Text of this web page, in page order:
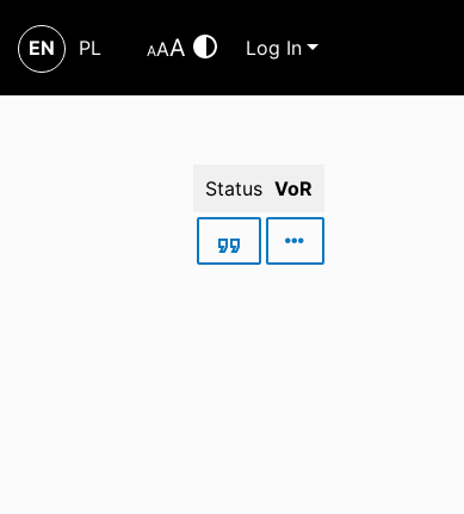
EN PL AAA Log In
Status VoR